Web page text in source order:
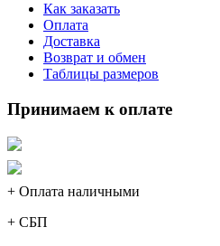
Как заказать
Оплата
Доставка
Возврат и обмен
Таблицы размеров
Принимаем к оплате
+ Оплата наличными
+ СБП